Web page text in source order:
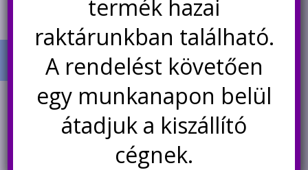
TERMÉK KATEGÓRIÁK
AKCIÓS TERMÉKEK
Mikrokontroller-technika
termék hazai
raktárunkban található.
A rendelést követően
egy munkanapon belül
átadjuk a kiszállító
cégnek.